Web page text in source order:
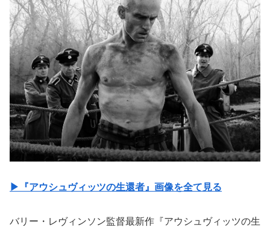
▶︎『アウシュヴィッツの生還者』画像を全て見る
バリー・レヴィンソン監督最新作『アウシュヴィッツの生